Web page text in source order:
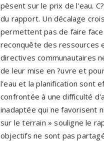
pèsent sur le prix de l'eau.
du rapport. Un décalage
permettent pas de faire
reconquête des ressources
directives communautaires
de leur mise en ?uvre et
l'eau et la planification sont
confrontée à une difficulté
inadaptée qui ne favorisent
sur le terrain » souligne le
objectifs ne sont pas